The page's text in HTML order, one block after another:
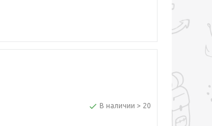
В наличии > 20